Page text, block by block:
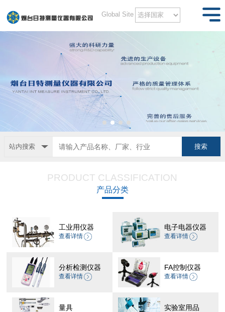
Global Site
站内搜索
PRODUCT CLASSIFICATION
产品分类
工业用仪器
查看详情
电子电器仪器
查看详情
分析检测仪器
查看详情
FA控制仪器
查看详情
量具 实验室用品